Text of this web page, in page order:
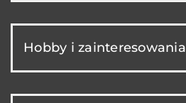
Hobby i zainteresowania